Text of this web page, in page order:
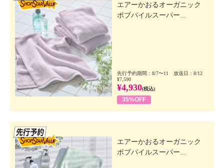
エアーかおるオーガニック
ボブパイルスーパー...
先行予約期間：8/7〜11 放送日：8/12
¥7,590
¥4,930(税込)
35%OFF
エアーかおるオーガニック
ボブパイルスーパー...